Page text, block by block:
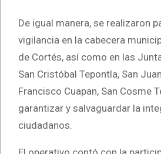
De igual manera, se realizaron
vigilancia en la cabecera
de Cortés, así como en las
San Cristóbal Tepontla, San
Francisco Cuapan, San Cosme
garantizar y salvaguardar la
ciudadanos.